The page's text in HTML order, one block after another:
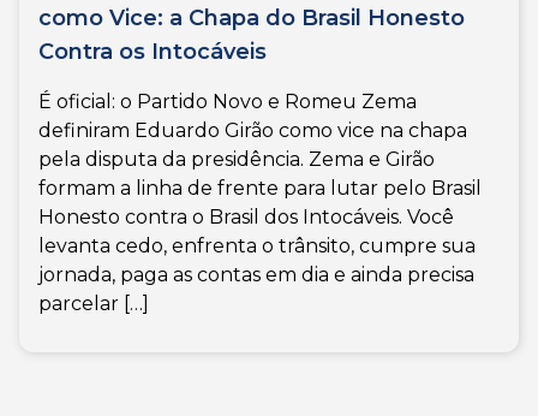
como Vice: a Chapa do Brasil Honesto
Contra os Intocáveis
É oficial: o Partido Novo e Romeu Zema
definiram Eduardo Girão como vice na chapa
pela disputa da presidência. Zema e Girão
formam a linha de frente para lutar pelo Brasil
Honesto contra o Brasil dos Intocáveis. Você
levanta cedo, enfrenta o trânsito, cumpre sua
jornada, paga as contas em dia e ainda precisa
parcelar […]